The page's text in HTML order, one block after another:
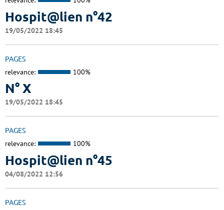
Hospit@lien n°42
19/05/2022 18:45
PAGES
relevance: 100%
N° X
19/05/2022 18:45
PAGES
relevance: 100%
Hospit@lien n°45
04/08/2022 12:56
PAGES